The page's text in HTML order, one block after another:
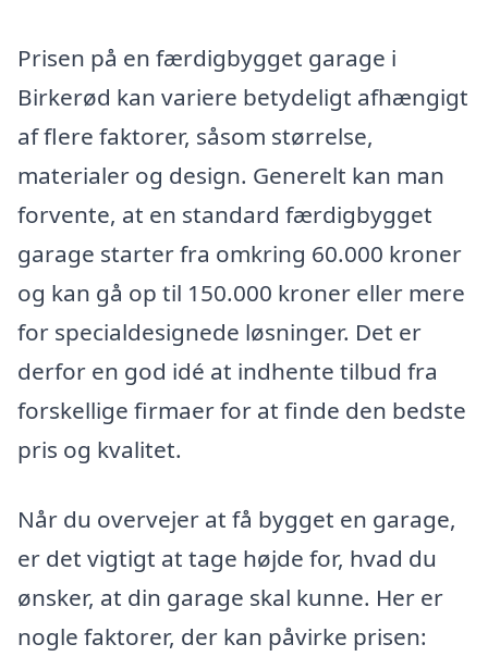
Prisen på en færdigbygget garage i
Birkerød kan variere betydeligt afhængigt
af flere faktorer, såsom størrelse,
materialer og design. Generelt kan man
forvente, at en standard færdigbygget
garage starter fra omkring 60.000 kroner
og kan gå op til 150.000 kroner eller mere
for specialdesignede løsninger. Det er
derfor en god idé at indhente tilbud fra
forskellige firmaer for at finde den bedste
pris og kvalitet.
Når du overvejer at få bygget en garage,
er det vigtigt at tage højde for, hvad du
ønsker, at din garage skal kunne. Her er
nogle faktorer, der kan påvirke prisen: